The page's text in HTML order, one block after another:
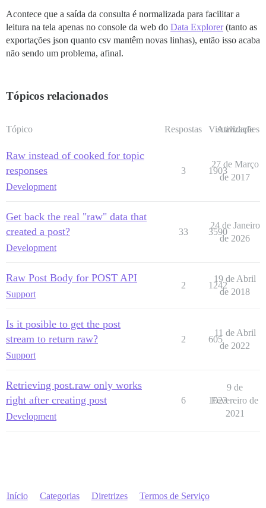
Acontece que a saída da consulta é normalizada para facilitar a
leitura na tela apenas no console da web do Data Explorer(tanto as
exportações json quanto csv mantêm novas linhas), então isso acaba
não sendo um problema, afinal.
Tópicos relacionados
Tópico Respostas Visualizações
Atividade
Raw instead of cooked for topic
responses
Development
3 1903
27 de Março
de 2017
Get back the real "raw" data that
created a post?
Development
33 3590
24 de Janeiro
de 2026
Raw Post Body for POST API
Support
2 1242
19 de Abril
de 2018
Is it posible to get the post
stream to return raw?
Support
2 605
11 de Abril
de 2022
Retrieving post.raw only works
right after creating post
Development
6 1023
9 de
Fevereiro de
2021
Início Categorias Diretrizes Termos de Serviço